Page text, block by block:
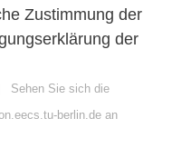
Zustimmung der
der
Sehen Sie sich die
berlin.de an